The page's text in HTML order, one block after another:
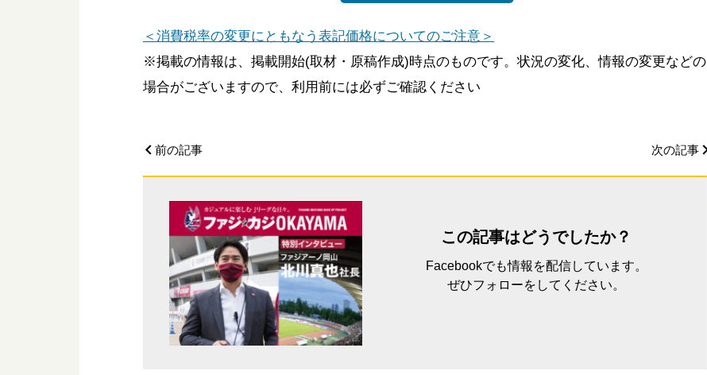
＜消費税率の変更にともなう表記価格についてのご注意＞
※掲載の情報は、掲載開始(取材・原稿作成)時点のものです。状況の変化、情報の変更などの
場合がございますので、利用前には必ずご確認ください
前の記事 次の記事
この記事はどうでしたか？
Facebookでも情報を配信しています。
ぜひフォローをしてください。